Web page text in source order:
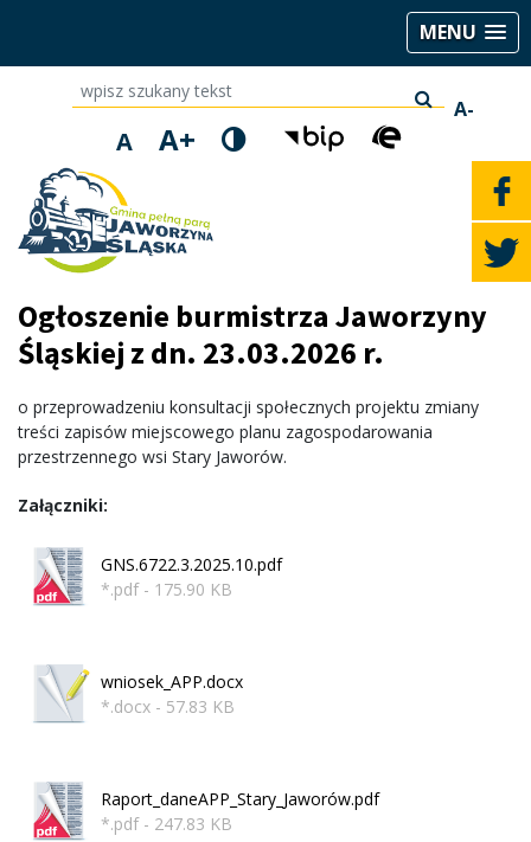
MENU
wpisz szukany tekst
A-
A A+
Ogłoszenie burmistrza Jaworzyny
Śląskiej z dn. 23.03.2026 r.
o przeprowadzeniu konsultacji społecznych projektu zmiany
treści zapisów miejscowego planu zagospodarowania
przestrzennego wsi Stary Jaworów.
Załączniki:
GNS.6722.3.2025.10.pdf
*.pdf - 175.90 KB
wniosek_APP.docx
*.docx - 57.83 KB
Raport_daneAPP_Stary_Jaworów.pdf
*.pdf - 247.83 KB